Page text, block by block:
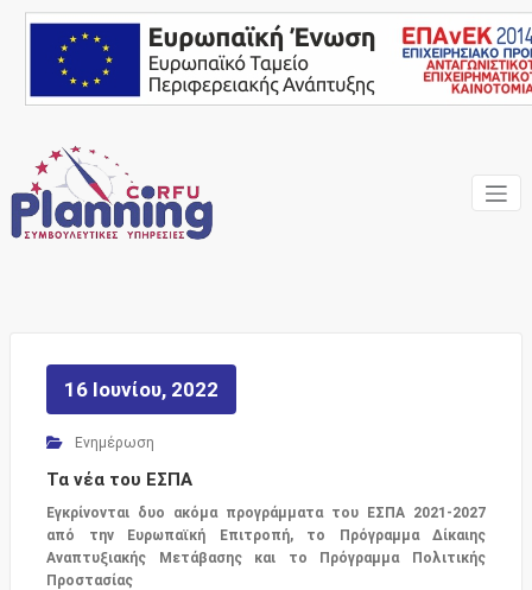
content
Ένας Σύμβουλος, δίπλα
16 Ιουνίου, 2022
Ενημέρωση
Τα νέα του ΕΣΠΑ
Εγκρίνονται δυο ακόμα προγράμματα του ΕΣΠΑ 2021-2027
από την Ευρωπαϊκή Επιτροπή, το Πρόγραμμα Δίκαιης
Αναπτυξιακής Μετάβασης και το Πρόγραμμα Πολιτικής
Προστασίας